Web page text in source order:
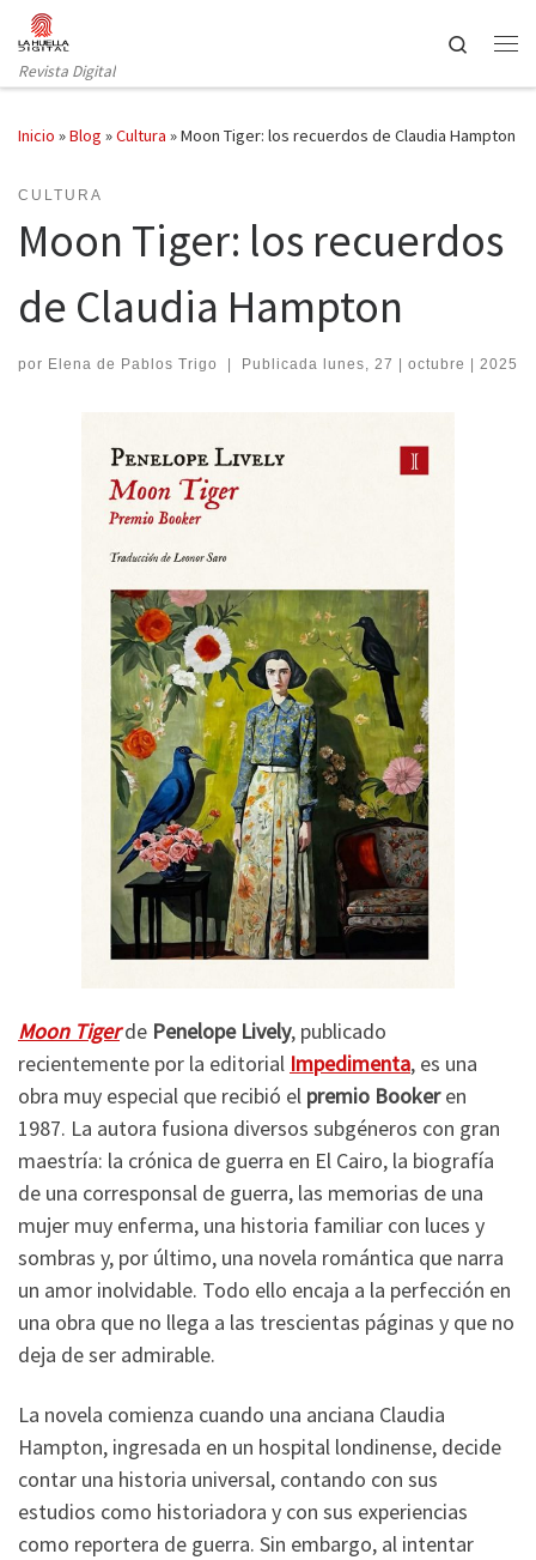
Saltar al contenido
Revista Digital
Search
Inicio »Blog »Cultura »Moon Tiger: los recuerdos de Claudia Hampton
CULTURA
Moon Tiger: los recuerdos
de Claudia Hampton
por Elena de Pablos Trigo | Publicada lunes, 27 | octubre | 2025
Moon Tigerde Penelope Lively, publicado
recientemente por la editorial Impedimenta, es una
obra muy especial que recibió el premio Bookeren
1987. La autora fusiona diversos subgéneros con gran
maestría: la crónica de guerra en El Cairo, la biografía
de una corresponsal de guerra, las memorias de una
mujer muy enferma, una historia familiar con luces y
sombras y, por último, una novela romántica que narra
un amor inolvidable. Todo ello encaja a la perfección en
una obra que no llega a las trescientas páginas y que no
deja de ser admirable.
La novela comienza cuando una anciana Claudia
Hampton, ingresada en un hospital londinense, decide
contar una historia universal, contando con sus
estudios como historiadora y con sus experiencias
como reportera de guerra. Sin embargo, al intentar